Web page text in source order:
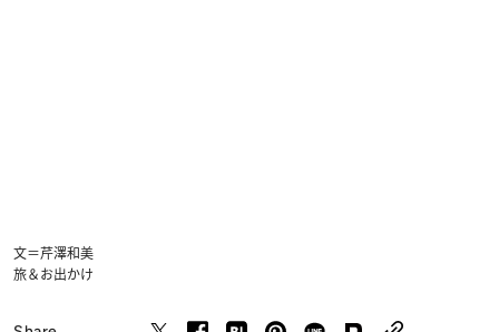
文＝芹澤和美
旅＆お出かけ